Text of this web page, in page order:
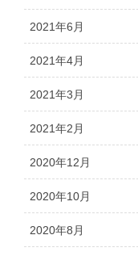
2021年6月
2021年4月
2021年3月
2021年2月
2020年12月
2020年10月
2020年8月